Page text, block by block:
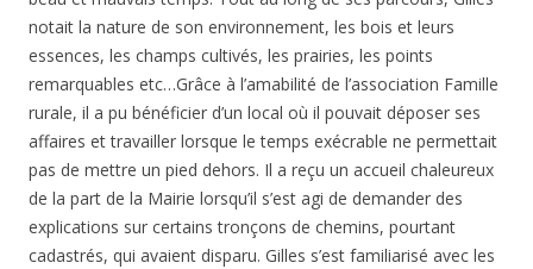
notait la nature de son environnement, les bois et leurs
essences, les champs cultivés, les prairies, les points
remarquables etc…Grâce à l’amabilité de l’association Famille
rurale, il a pu bénéficier d’un local où il pouvait déposer ses
affaires et travailler lorsque le temps exécrable ne permettait
pas de mettre un pied dehors. Il a reçu un accueil chaleureux
de la part de la Mairie lorsqu’il s’est agi de demander des
explications sur certains tronçons de chemins, pourtant
cadastrés, qui avaient disparu. Gilles s’est familiarisé avec les